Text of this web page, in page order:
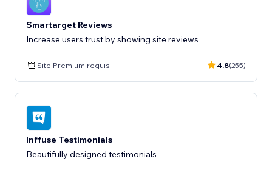
Smartarget Reviews
Increase users trust by showing site reviews
Site Premium requis 4.8(255)
Inffuse Testimonials
Beautifully designed testimonials